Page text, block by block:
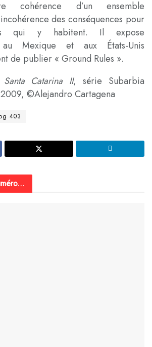
cohérence d’un ensemble
des conséquences pour
qui y habitent. Il expose
au Mexique et aux États-Unis
de publier « Ground Rules ».
Santa Catarina II, série Subarbia
©Alejandro Cartagena
403